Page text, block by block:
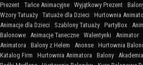
Prezent : Tańce Animacyjne : Wyjątkowy Prezent :
Wzory Tatuaży : Tatuaże dla Dzieci : Hurtownia
Animacje dla Dzieci : Szablony Tatuaży : PartyBox :
Balonowe : Animacje Taneczne : Walentynki : Animator :
Animatora : Balony z Helem : Anonse : Hurtownia
Katalog Firm : Hurtownia Animatora : Balony :